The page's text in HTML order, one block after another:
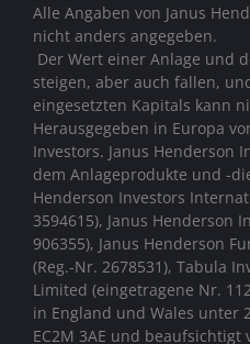
Alle Angaben von Janus
nicht anders angegeben.
Der Wert einer Anlage und
steigen, aber auch fallen,
eingesetzten Kapitals kann
Herausgegeben in Europa
Investors. Janus Henderson
dem Anlageprodukte und -
Henderson Investors
3594615), Janus Henderson
906355), Janus Henderson
(Reg.-Nr. 2678531), Tabula
Limited (eingetragene Nr.
in England und Wales unter
EC2M 3AE und